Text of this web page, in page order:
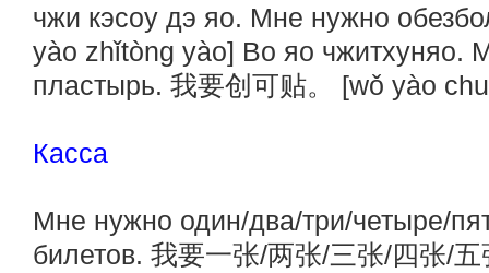
чжи кэсоу дэ яо. Мне нужно
yào zhǐtòng yào] Во яо чжитхуняо.
пластырь. 我要创可贴。 [wǒ yào
Касса
Мне нужно один/два/три/четыре/
билетов. 我要一张/两张/三张/四张/